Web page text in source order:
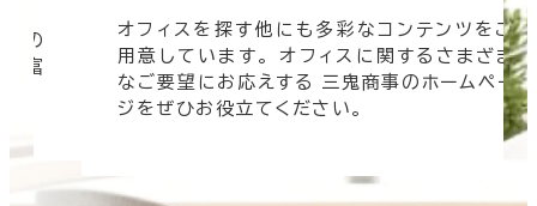
の
豊富
オフィスを探す他にも多彩なコンテンツをご
用意しています。 オフィスに関するさまざま
なご要望にお応えする 三鬼商事のホームペー
ジをぜひお役立てください。